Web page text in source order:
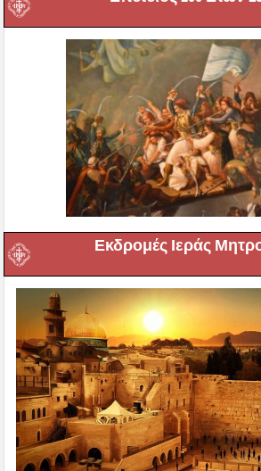
Εκδρομές Ιεράς